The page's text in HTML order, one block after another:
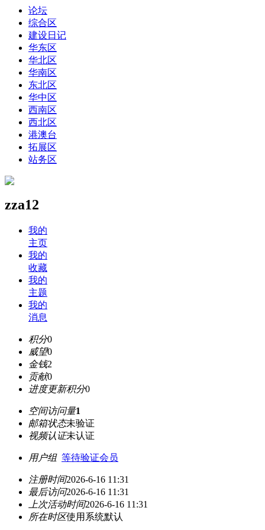
论坛
综合区
建设日记
华东区
华北区
华南区
东北区
华中区
西南区
西北区
港澳台
拓展区
站务区
zza12
我的
主页
我的
收藏
我的
主题
我的
消息
积分0
威望0
金钱2
贡献0
进度更新积分0
空间访问量1
邮箱状态未验证
视频认证未认证
用户组 等待验证会员
注册时间2026-6-16 11:31
最后访问2026-6-16 11:31
上次活动时间2026-6-16 11:31
所在时区使用系统默认